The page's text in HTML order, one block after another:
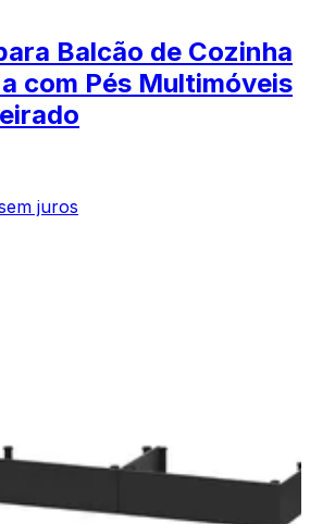
Balcão de Cozinha
com Pés Multimóveis
juros